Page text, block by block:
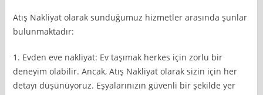
Atış Nakliyat olarak sunduğumuz hizmetler arasında şunlar
bulunmaktadır:
1. Evden eve nakliyat: Ev taşımak herkes için zorlu bir
deneyim olabilir. Ancak, Atış Nakliyat olarak sizin için her
detayı düşünüyoruz. Eşyalarınızın güvenli bir şekilde yer